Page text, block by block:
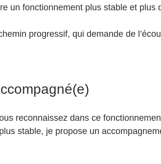
un fonctionnement plus stable et plus
progressif, qui demande de
reconnaissez dans ce
stable, je propose un